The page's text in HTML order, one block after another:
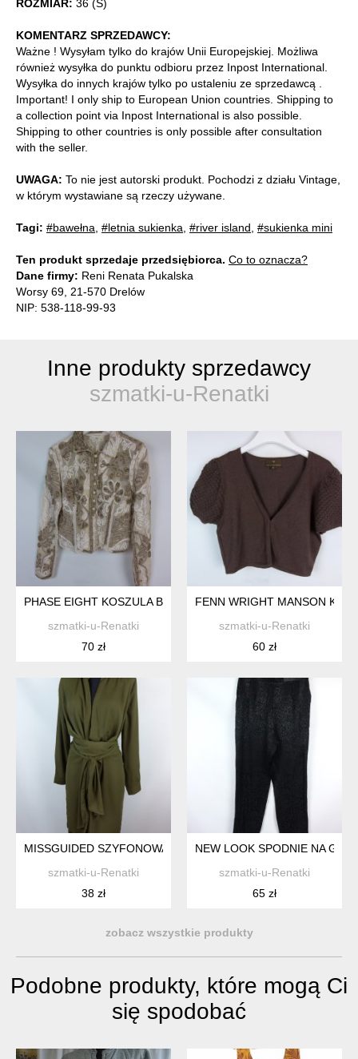
ROZMIAR: 36 (S)
KOMENTARZ SPRZEDAWCY:
Ważne ! Wysyłam tylko do krajów Unii Europejskiej. Możliwa
również wysyłka do punktu odbioru przez Inpost International.
Wysyłka do innych krajów tylko po ustaleniu ze sprzedawcą .
Important! I only ship to European Union countries. Shipping to
a collection point via Inpost International is also possible.
Shipping to other countries is only possible after consultation
with the seller.
UWAGA: To nie jest autorski produkt. Pochodzi z działu Vintage,
w którym wystawiane są rzeczy używane.
Tagi: #bawełna #letnia sukienka #river island #sukienka mini
Ten produkt sprzedaje przedsiębiorca. Co to oznacza?
Dane firmy: Reni Renata Pukalska
Worsy 69, 21-570 Drelów
NIP: 538-118-99-93
Inne produkty sprzedawcy
szmatki-u-Renatki
PHASE EIGHT KOSZULA BLUZKA Z SIATECZKI Z APLIKACJAMI
szmatki-u-Renatki
70 zł
FENN WRIGHT MANSON
szmatki-u-Renatki
60 zł
MISSGUIDED SZYFONOWA DŁUŻSZA ASYMETRYCZNA
szmatki-u-Renatki
38 zł
NEW LOOK SPODNIE NA
szmatki-u-Renatki
65 zł
zobacz wszystkie produkty
Podobne produkty, które mogą Ci
się spodobać